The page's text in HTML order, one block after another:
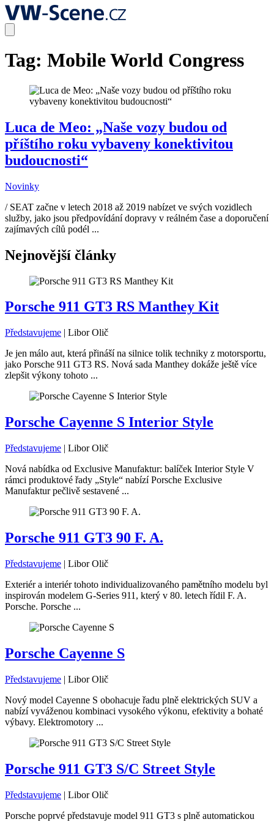
Tag: Mobile World Congress
Luca de Meo: „Naše vozy budou od
příštího roku vybaveny konektivitou
budoucnosti“
Novinky
/ SEAT začne v letech 2018 až 2019 nabízet ve svých vozidlech
služby, jako jsou předpovídání dopravy v reálném čase a doporučení
zajímavých cílů podél ...
Nejnovější články
Porsche 911 GT3 RS Manthey Kit
Představujeme | Libor Olič
Je jen málo aut, která přináší na silnice tolik techniky z motorsportu,
jako Porsche 911 GT3 RS. Nová sada Manthey dokáže ještě více
zlepšit výkony tohoto ...
Porsche Cayenne S Interior Style
Představujeme | Libor Olič
Nová nabídka od Exclusive Manufaktur: balíček Interior Style V
rámci produktové řady „Style“ nabízí Porsche Exclusive
Manufaktur pečlivě sestavené ...
Porsche 911 GT3 90 F. A.
Představujeme | Libor Olič
Exteriér a interiér tohoto individualizovaného pamětního modelu byl
inspirován modelem G-Series 911, který v 80. letech řídil F. A.
Porsche. Porsche ...
Porsche Cayenne S
Představujeme | Libor Olič
Nový model Cayenne S obohacuje řadu plně elektrických SUV a
nabízí vyváženou kombinaci vysokého výkonu, efektivity a bohaté
výbavy. Elektromotory ...
Porsche 911 GT3 S/C Street Style
Představujeme | Libor Olič
Porsche poprvé představuje model 911 GT3 s plně automatickou